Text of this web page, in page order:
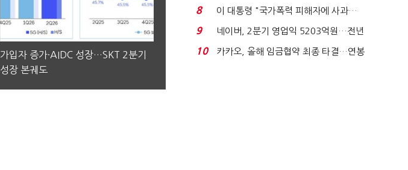
가입자 증가·AIDC 성장…SKT 2분기
성장 본궤도
금 폭탄' 우려...
8
이 대통령 "국가폭력 피해자에 사과…
적극적 조사로 진...
9
네이버, 2분기 영업익 5203억원…전년
비 0.2% 감소...
10
카카오, 올해 임금협약 최종 타결…연봉